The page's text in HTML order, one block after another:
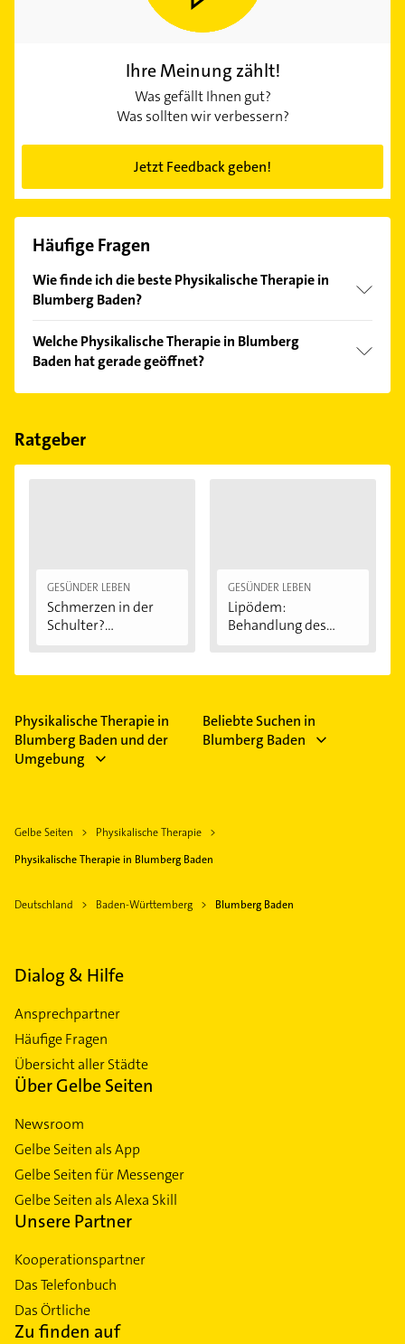
Ihre Meinung zählt!
Was gefällt Ihnen gut?
Was sollten wir verbessern?
Jetzt Feedback geben!
Häufige Fragen
Wie finde ich die beste Physikalische Therapie in
Blumberg Baden?
Kundenmeinungen und profitieren Sie von den
Empfehlungen. Die Suchergebnisse können Sie sich
einfach nachBewertungensortiert anzeigen lassen.
Welche Physikalische Therapie in Blumberg
Baden hat gerade geöffnet?
Im Anbieter-Bereich finden Sie alleÖffnungszeiten.
Feiertagen abweichen können.
Ratgeber
GESÜNDER LEBEN
Schmerzen in der
Schulter?
GESÜNDER LEBEN
Lipödem:
Behandlung des
Physikalische Therapie in
Blumberg Baden und der
Umgebung
Beliebte Suchen in
Blumberg Baden
Gelbe Seiten
Physikalische Therapie
Physikalische Therapie in Blumberg Baden
Deutschland Baden-Württemberg Blumberg Baden
Dialog & Hilfe
Ansprechpartner
Häufige Fragen
Übersicht aller Städte
Über Gelbe Seiten
Newsroom
Gelbe Seiten als App
Gelbe Seiten für Messenger
Gelbe Seiten als Alexa Skill
Unsere Partner
Kooperationspartner
Das Telefonbuch
Das Örtliche
Zu finden auf